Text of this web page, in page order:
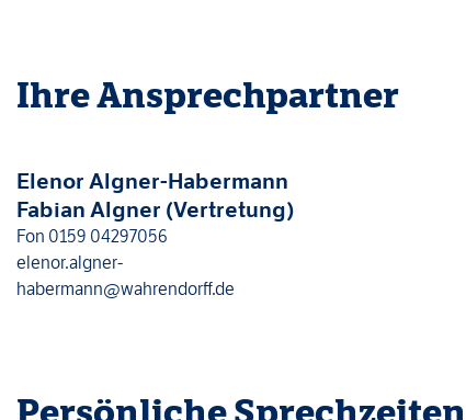
Ihre Ansprechpartner
Elenor Algner-Habermann
Fabian Algner (Vertretung)
Fon 0159 04297056
elenor.algner-
habermann@wahrendorff.de